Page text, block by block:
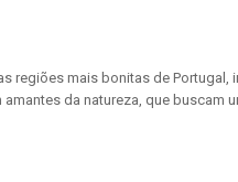
regiões mais bonitas de Portugal,
da natureza, que buscam